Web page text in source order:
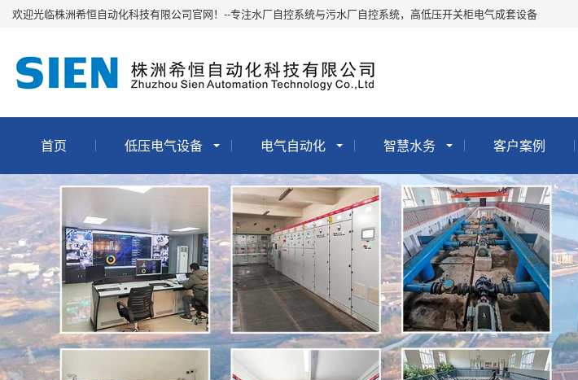
欢迎光临株洲希恒自动化科技有限公司官网！--专注水厂自控系统与污水厂自控系统，高低压开关柜电气成套设备
首页 低压电气设备 电气自动化 智慧水务 客户案例